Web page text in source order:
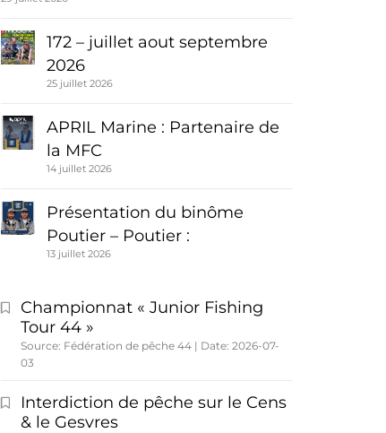
172 – juillet aout septembre
2026
25 juillet 2026
APRIL Marine : Partenaire de
la MFC
14 juillet 2026
Présentation du binôme
Poutier – Poutier :
13 juillet 2026
Championnat « Junior Fishing
Tour 44 »
Source: Fédération de pêche 44
Date: 2026-07-
03
Interdiction de pêche sur le Cens
& le Gesvres